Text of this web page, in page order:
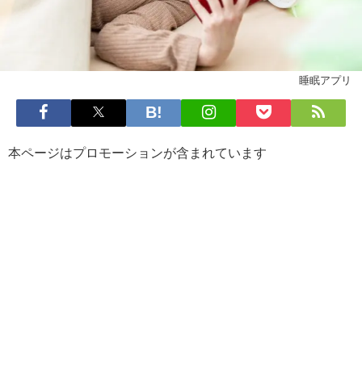
睡眠アプリ
本ページはプロモーションが含まれています